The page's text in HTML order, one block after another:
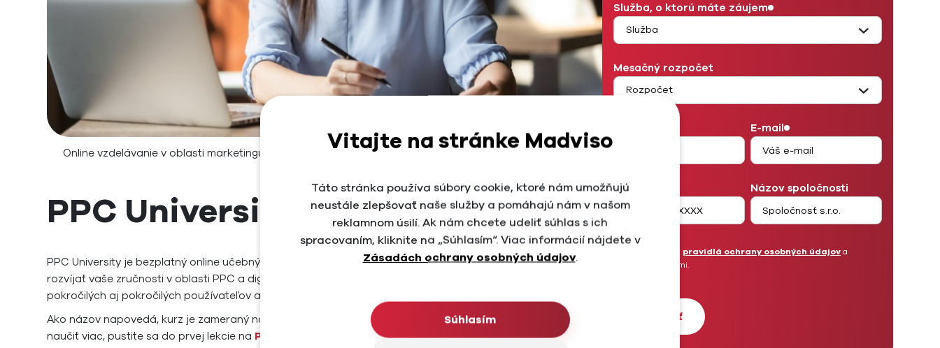
Online vzdelávanie v oblasti marketingu je vhodné pre každého, kto má záujem o digitálne zviditelnenie
PPC University od WordStream
PPC University je bezplatný online učebný zdroj vytvorený spoločnosťou WordStream, ktorá pomôže
rozvíjať vaše zručnosti v oblasti PPC a digitálneho marketingu. Dostupné sú lekcie pre začínajúcich, mierne
pokročilých aj pokročilých používateľov a ďalšie moduly pre reklamu na sociálnych sieťach.
Ako názov napovedá, kurz je zameraný na pay-per-click reklamu. Ak sa o tejto súčasti marketingu chcete
naučiť viac, pustite sa do prvej lekcie na PPC University od WordStream.
Služba, o ktorú máte záujem
Mesačný rozpočet
E-mail
Telefón Názov spoločnosti
pravidlá ochrany osobných údajova
súhlasím s nimi.
Vitajte na stránke Madviso
Táto stránka používa súbory cookie, ktoré nám umožňujú
neustále zlepšovať naše služby a pomáhajú nám v našom
reklamnom úsilí. Ak nám chcete udeliť súhlas s ich
spracovaním, kliknite na „Súhlasím“. Viac informácií nájdete v
Zásadách ochrany osobných údajov.
Súhlasím